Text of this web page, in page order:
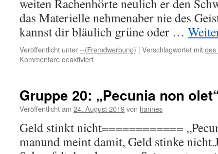
weiten Rachenhörte neulich er den
das Materielle nehmenaber nie des
kannst dir bläulich grüne oder …
Veröffentlicht unter--(Fremdwerbung) | Verschlagwortet mitdes
Kommentare deaktiviertfür
Drachens
grauer
Gruppe 20: „Pecunia non
Veröffentlicht am 24. August 2019von hannes
Geld stinkt nicht============
manund meint damit, Geld stinke